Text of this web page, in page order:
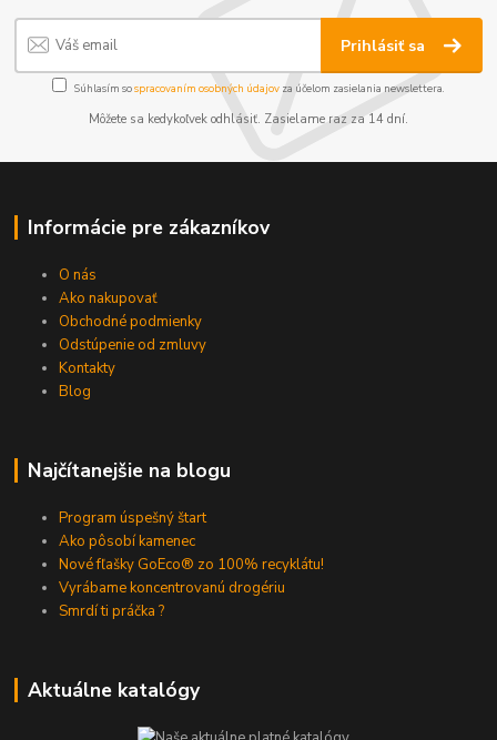
Prihlásiť sa
Súhlasím sospracovaním osobných údajov za účelom zasielania newslettera.
Môžete sa kedykoľvek odhlásiť. Zasielame raz za 14 dní.
Informácie pre zákazníkov
O nás
Ako nakupovať
Obchodné podmienky
Odstúpenie od zmluvy
Kontakty
Blog
Najčítanejšie na blogu
Program úspešný štart
Ako pôsobí kamenec
Nové fľašky GoEco® zo 100% recyklátu!
Vyrábame koncentrovanú drogériu
Smrdí ti práčka ?
Aktuálne katalógy